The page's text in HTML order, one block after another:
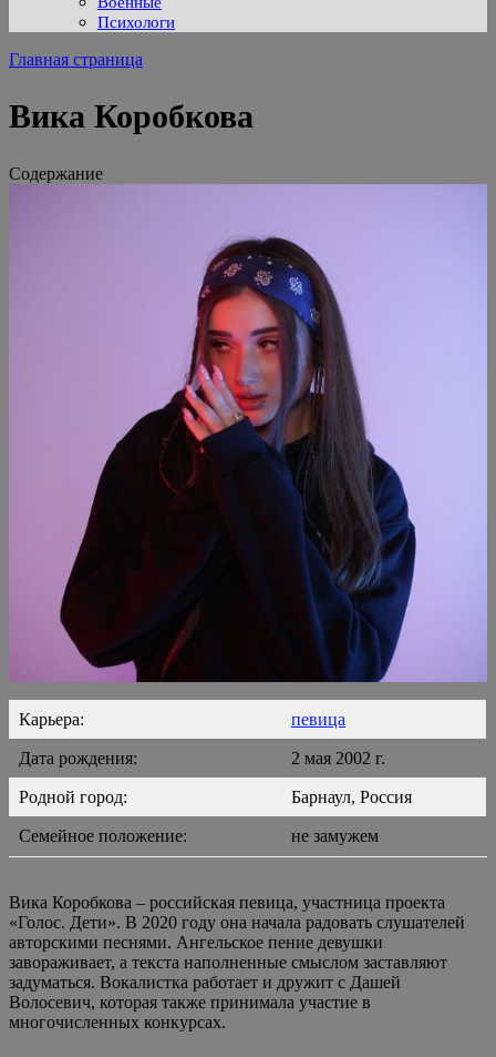
Психологи
Главная страница
Вика Коробкова
Содержание
Карьера: певица
Дата рождения: 2 мая 2002 г.
Родной город: Барнаул, Россия
Семейное положение: не замужем
Вика Коробкова – российская певица, участница проекта
«Голос. Дети». В 2020 году она начала радовать слушателей
авторскими песнями. Ангельское пение девушки
завораживает, а текста наполненные смыслом заставляют
задуматься. Вокалистка работает и дружит с Дашей
Волосевич, которая также принимала участие в
многочисленных конкурсах.